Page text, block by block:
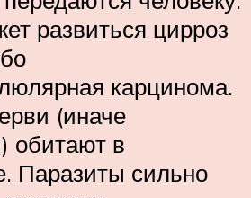
развиться цирроз
карцинома.
(иначе
обитают в
Паразиты сильно